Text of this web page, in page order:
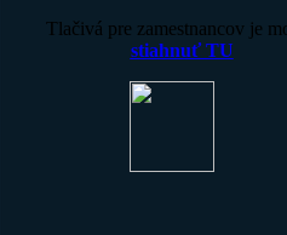
Tlačivá pre zamestnancov je
stiahnuť TU